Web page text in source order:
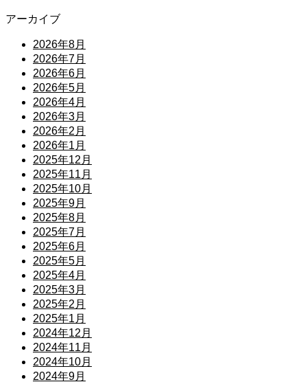
アーカイブ
2026年8月
2026年7月
2026年6月
2026年5月
2026年4月
2026年3月
2026年2月
2026年1月
2025年12月
2025年11月
2025年10月
2025年9月
2025年8月
2025年7月
2025年6月
2025年5月
2025年4月
2025年3月
2025年2月
2025年1月
2024年12月
2024年11月
2024年10月
2024年9月